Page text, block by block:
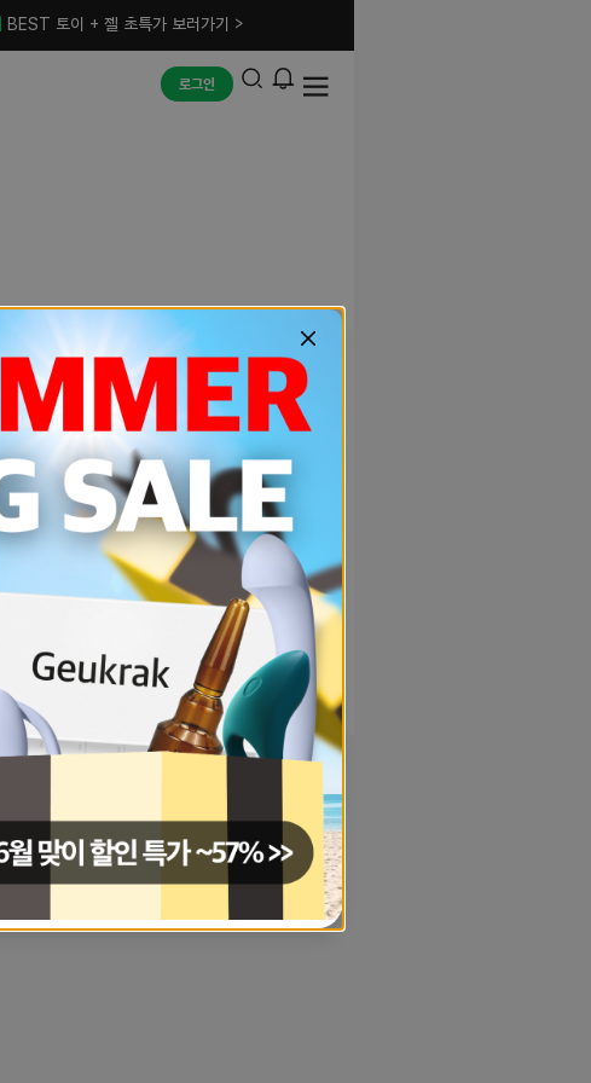
BEST 토이 + 젤 초특가 보러가기 >
로그인
예상치 못한 에러입니다.